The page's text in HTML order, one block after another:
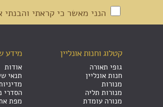
הנני מאשר כי קראתי והבנתי
קטלוג וחנות אונליין
גופי תאורה
חנות אונליין
מנורות
מנורות תליה
מנורה עומדת
מידע
אודות
תנאי
הסדרי
מפת